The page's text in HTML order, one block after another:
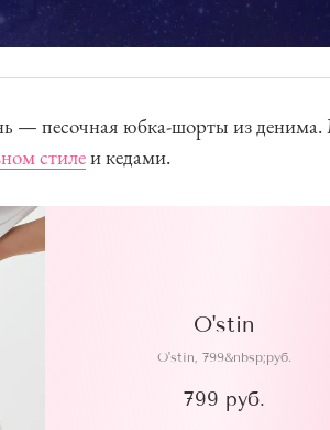
— песочная юбка-шорты из денима.
стилеи кедами.
O'stin
O'stin, 799&nbsp;руб.
799 руб.